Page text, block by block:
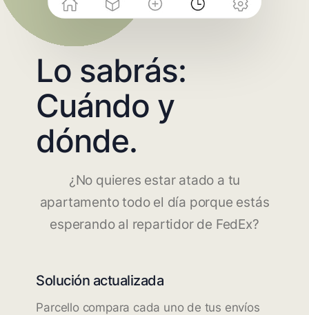
Lo sabrás:
Cuándo y
dónde.
¿No quieres estar atado a tu
apartamento todo el día porque estás
esperando al repartidor de FedEx?
Solución actualizada
Parcello compara cada uno de tus envíos